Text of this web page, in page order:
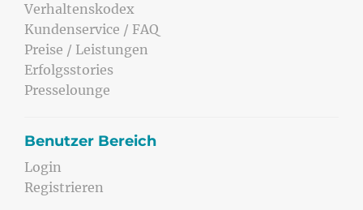
Verhaltenskodex
Kundenservice / FAQ
Preise / Leistungen
Erfolgsstories
Presselounge
Benutzer Bereich
Login
Registrieren